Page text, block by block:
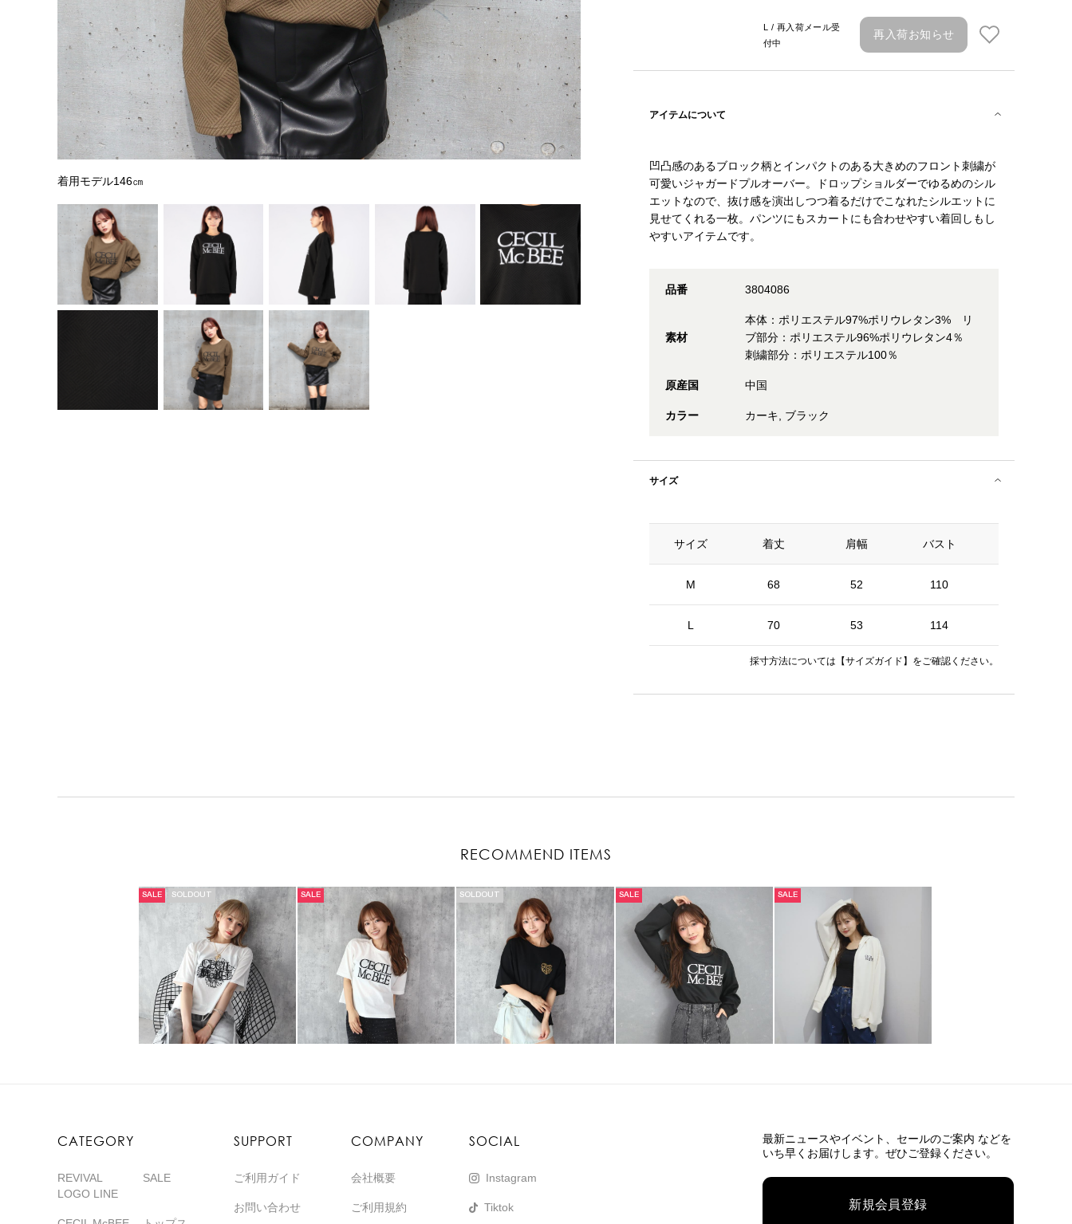
着用モデル146㎝
L / 再入荷メール受
付中
再入荷お知らせ
アイテムについて
凹凸感のあるブロック柄とインパクトのある大きめのフロント刺繍が
可愛いジャガードプルオーバー。ドロップショルダーでゆるめのシル
エットなので、抜け感を演出しつつ着るだけでこなれたシルエットに
見せてくれる一枚。パンツにもスカートにも合わせやすい着回しもし
やすいアイテムです。
品番 3804086
素材
本体：ポリエステル97%ポリウレタン3% リ
ブ部分：ポリエステル96%ポリウレタン4％
刺繍部分：ポリエステル100％
原産国 中国
カラー カーキ, ブラック
サイズ
サイズ
M
L
着丈 肩幅 バスト
68 52 110
70 53 114
採寸方法については 【サイズガイド】 をご確認ください。
RECOMMEND ITEMS
SALE SOLDOUT SALE SOLDOUT SALE SALE
CATEGORY
REVIVAL
LOGO LINE
SALE
SUPPORT
ご利用ガイド
お問い合わせ
COMPANY
会社概要
ご利用規約
SOCIAL
Instagram
Tiktok
最新ニュースやイベント、 セールのご案内 などを
いち早くお届けします。ぜひご登録ください。
新規会員登録